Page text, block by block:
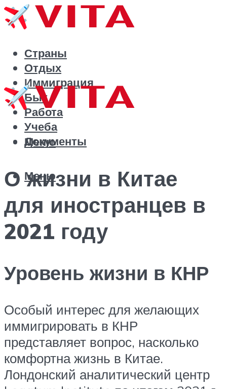
Страны
Отдых
Иммиграция
Быт
Работа
Учеба
Документы
Меню
Меню
О жизни в Китае
для иностранцев в
2021 году
Уровень жизни в КНР
Особый интерес для желающих
иммигрировать в КНР
представляет вопрос, насколько
комфортна жизнь в Китае.
Лондонский аналитический центр